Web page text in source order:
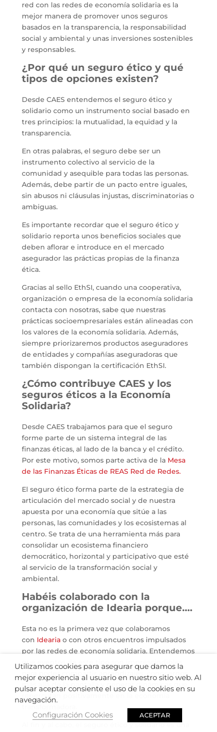
red con las redes de economía solidaria es la
mejor manera de promover unos seguros
basados en la transparencia, la responsabilidad
social y ambiental y unas inversiones sostenibles
y responsables.
¿Por qué un seguro ético y qué
tipos de opciones existen?
Desde CAES entendemos el seguro ético y
solidario como un instrumento social basado en
tres principios: la mutualidad, la equidad y la
transparencia.
En otras palabras, el seguro debe ser un
instrumento colectivo al servicio de la
comunidad y asequible para todas las personas.
Además, debe partir de un pacto entre iguales,
sin abusos ni cláusulas injustas, discriminatorias o
ambiguas.
Es importante recordar que el seguro ético y
solidario reporta unos beneficios sociales que
deben aflorar e introduce en el mercado
asegurador las prácticas propias de la finanza
ética.
Gracias al sello EthSI, cuando una cooperativa,
organización o empresa de la economía solidaria
contacta con nosotras, sabe que nuestras
prácticas socioempresariales están alineadas con
los valores de la economía solidaria. Además,
siempre priorizaremos productos aseguradores
de entidades y compañías aseguradoras que
también dispongan la certificación EthSI.
¿Cómo contribuye CAES y los
seguros éticos a la Economía
Solidaria?
Desde CAES trabajamos para que el seguro
forme parte de un sistema integral de las
finanzas éticas, al lado de la banca y el crédito.
Por este motivo, somos parte activa de la Mesa
de las Finanzas Éticas de REAS Red de Redes.
El seguro ético forma parte de la estrategia de
articulación del mercado social y de nuestra
apuesta por una economía que sitúe a las
personas, las comunidades y los ecosistemas al
centro. Se trata de una herramienta más para
consolidar un ecosistema financiero
democrático, horizontal y participativo que esté
al servicio de la transformación social y
ambiental.
Habéis colaborado con la
organización de Idearia porque….
Esta no es la primera vez que colaboramos
con Ideariao con otros encuentros impulsados
por las redes de economía solidaria. Entendemos
que eventos de este tipo son imprescindibles
para poder compartir aprendizajes, conocernos
más allá de la pantalla y generar dinámicas que
repercutan positivamente en la economía
transformadora.
Al fin y al cabo, el seguro ético y solidario es una
Utilizamos cookies para asegurar que damos la
mejor experiencia al usuario en nuestro sitio web. Al
pulsar aceptar consiente el uso de la cookies en su
navegación.
Configuración Cookies
ACEPTAR